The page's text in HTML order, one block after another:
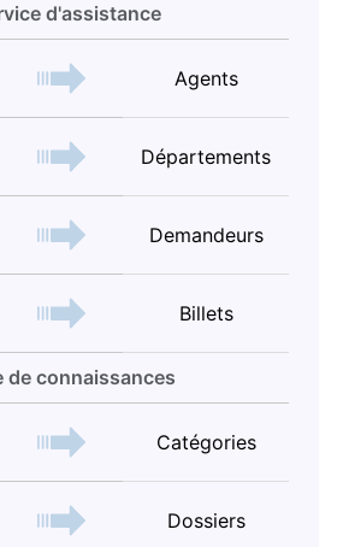
d'assistance
Agents
Départements
Demandeurs
Billets
de connaissances
Catégories
Dossiers